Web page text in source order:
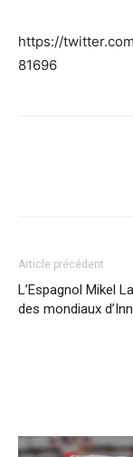
https://
81696
Article précédent
L’Espagnol Mikel
des mondiaux